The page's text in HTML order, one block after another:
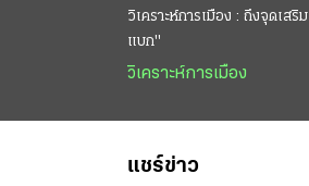
วิเคราะห์การเมือง : ถึงจุดเสริ
แบก"
วิเคราะห์การเมือง
แชร์ข่าว